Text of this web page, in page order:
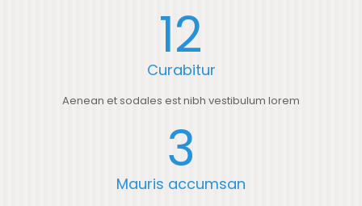
12
Curabitur
Aenean et sodales est nibh vestibulum lorem
3
Mauris accumsan